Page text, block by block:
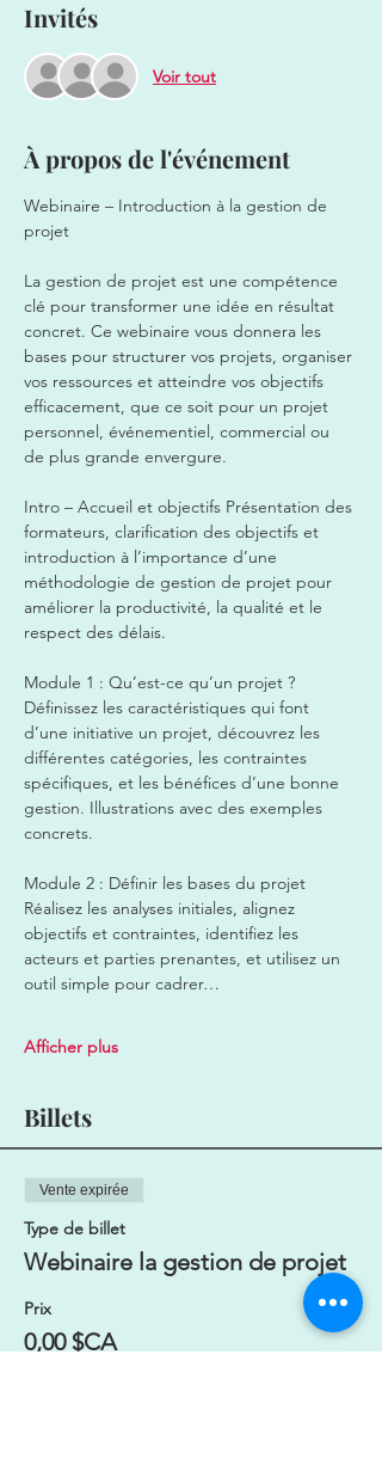
Invités
Voir tout
À propos de l'événement
Webinaire – Introduction à la gestion de
projet
La gestion de projet est une compétence
clé pour transformer une idée en résultat
concret. Ce webinaire vous donnera les
bases pour structurer vos projets, organiser
vos ressources et atteindre vos objectifs
efficacement, que ce soit pour un projet
personnel, événementiel, commercial ou
de plus grande envergure.
Intro – Accueil et objectifs Présentation des
formateurs, clarification des objectifs et
introduction à l’importance d’une
méthodologie de gestion de projet pour
améliorer la productivité, la qualité et le
respect des délais.
Module 1 : Qu’est-ce qu’un projet ?
Définissez les caractéristiques qui font
d’une initiative un projet, découvrez les
différentes catégories, les contraintes
spécifiques, et les bénéfices d’une bonne
gestion. Illustrations avec des exemples
concrets.
Module 2 : Définir les bases du projet
Réalisez les analyses initiales, alignez
objectifs et contraintes, identifiez les
acteurs et parties prenantes, et utilisez un
outil simple pour cadrer…
Afficher plus
Billets
Vente expirée
Type de billet
Webinaire la gestion de projet
Prix
0,00 $CA